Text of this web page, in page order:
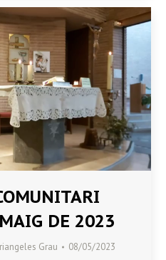
DE 2023
Grau 08/05/2023